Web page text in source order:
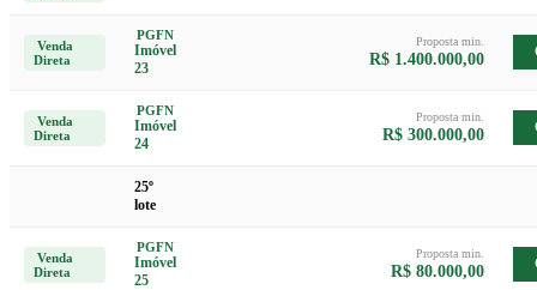
Venda
Direta
PGFN
Imóvel
23
Proposta min.
R$ 1.400.000,00
Venda
Direta
PGFN
Imóvel
24
Proposta min.
R$ 300.000,00
25º
lote
Venda
Direta
PGFN
Imóvel
25
Proposta min.
R$ 80.000,00